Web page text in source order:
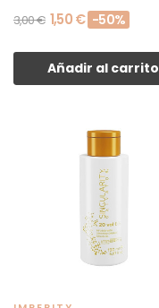
3,00 € 1,50 € -50%
Añadir al carrito